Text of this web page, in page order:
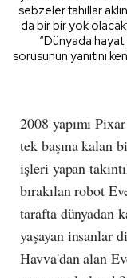
sebzeler tahıllar
da bir bir yok
“Dünyada
sorusunun yanıtını
2008 yapımı
tek başına kalan
işleri yapan
bırakılan robot
tarafta dünyadan
yaşayan insanlar
Havva'dan alan